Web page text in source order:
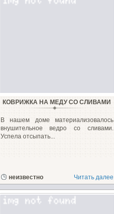
КОВРИЖКА НА МЕДУ СО СЛИВАМИ
В нашем доме материализовалось
внушительное ведро со сливами.
Успела отсыпать...
неизвестно Читать далее